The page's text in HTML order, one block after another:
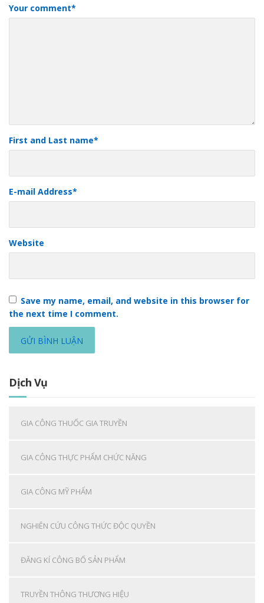
Your comment*
First and Last name*
E-mail Address*
Website
Save my name, email, and website in this browser for
the next time I comment.
Dịch Vụ
GIA CÔNG THUỐC GIA TRUYỀN
GIA CÔNG THỰC PHẨM CHỨC NĂNG
GIA CÔNG MỸ PHẨM
NGHIÊN CỨU CÔNG THỨC ĐỘC QUYỀN
ĐĂNG KÍ CÔNG BỐ SẢN PHẨM
TRUYỀN THÔNG THƯƠNG HIỆU